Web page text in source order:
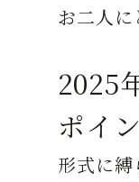
お二人に
2025
ポイ
形式に